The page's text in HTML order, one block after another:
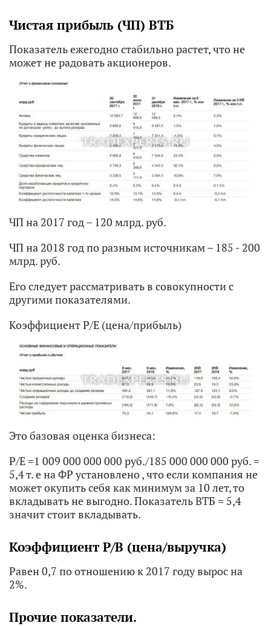
Чистая прибыль (ЧП) ВТБ
Показатель ежегодно стабильно растет, что не
может не радовать акционеров.
ЧП на 2017 год – 120 млрд. руб.
ЧП на 2018 год по разным источникам – 185 - 200
млрд. руб.
Его следует рассматривать в совокупности с
другими показателями.
Коэффициент Р/Е (цена/прибыль)
Это базовая оценка бизнеса:
P/E =1 009 000 000 000 руб./185 000 000 000 руб. =
5,4 т. е на ФР установлено , что если компания не
может окупить себя как минимум за 10 лет, то
вкладывать не выгодно. Показатель ВТБ = 5,4
значит стоит вкладывать.
Коэффициент P/B (цена/выручка)
Равен 0,7 по отношению к 2017 году вырос на
2%.
Прочие показатели.